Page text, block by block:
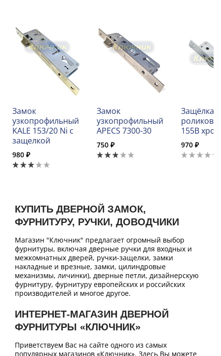
Замок
узкопрофильный
KALE 153/20 Ni с
защелкой
980 ₽
Замок
узкопрофильный
APECS 7300-30
750 ₽
Защёлка
155B хром
970 ₽
КУПИТЬ ДВЕРНОЙ ЗАМОК,
ФУРНИТУРУ, РУЧКИ, ДОВОДЧИКИ
Магазин "Ключник" предлагает огромный выбор
фурнитуры, включая дверные ручки для входных и
межкомнатных дверей, ручки-защелки, замки
накладные и врезные, замки, цилиндровые
механизмы, личинки), дверные петли, дизайнерскую
фурнитуру, фурнитуру европейских и российских
производителей и многое другое.
ИНТЕРНЕТ-МАГАЗИН ДВЕРНОЙ
ФУРНИТУРЫ «КЛЮЧНИК»
Приветствуем Вас на сайте одного из самых
популярных магазинов «Ключник». Здесь Вы можете